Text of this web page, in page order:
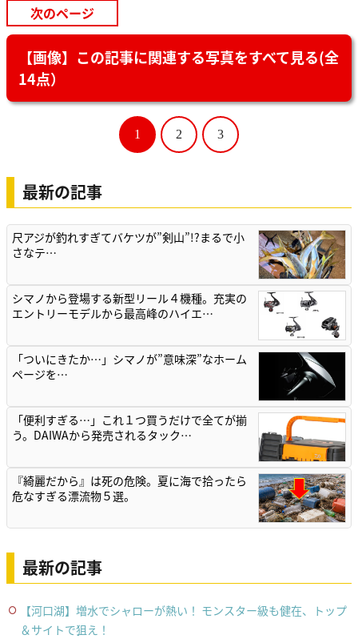
次のページ
【画像】この記事に関連する写真をすべて見る(全
14点）
1 2 3
最新の記事
尺アジが釣れすぎてバケツが”剣山”!?まるで小
さなテ…
シマノから登場する新型リール４機種。充実の
エントリーモデルから最高峰のハイエ…
「ついにきたか…」シマノが”意味深”なホーム
ページを…
「便利すぎる…」これ１つ買うだけで全てが揃
う。DAIWAから発売されるタック…
『綺麗だから』は死の危険。夏に海で拾ったら
危なすぎる漂流物５選。
最新の記事
【河口湖】増水でシャローが熱い！ モンスター級も健在、トップ
＆サイトで狙え！